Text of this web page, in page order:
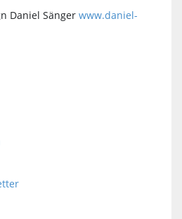
Daniel Sänger www.daniel-